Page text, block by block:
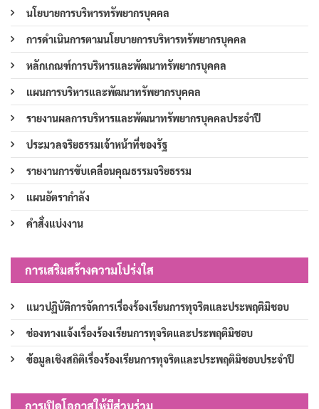
นโยบายการบริหารทรัพยากรบุคคล
การดำเนินการตามนโยบายการบริหารทรัพยากรบุคคล
หลักเกณฑ์การบริหารและพัฒนาทรัพยากรบุคคล
แผนการบริหารและพัฒนาทรัพยากรบุคคล
รายงานผลการบริหารและพัฒนาทรัพยากรบุคคลประจำปี
ประมวลจริยธรรมเจ้าหน้าที่ของรัฐ
รายงานการขับเคลื่อนคุณธรรมจริยธรรม
แผนอัตรากำลัง
คำสั่งแบ่งงาน
การเสริมสร้างความโปร่งใส
แนวปฏิบัติการจัดการเรื่องร้องเรียนการทุจริตและประพฤติมิชอบ
ช่องทางแจ้งเรื่องร้องเรียนการทุจริตและประพฤติมิชอบ
ข้อมูลเชิงสถิติเรื่องร้องเรียนการทุจริตและประพฤติมิชอบประจำปี
การเปิดโอกาสให้มีส่วนร่วม